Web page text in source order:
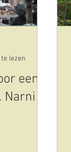
een
Narni
lezen